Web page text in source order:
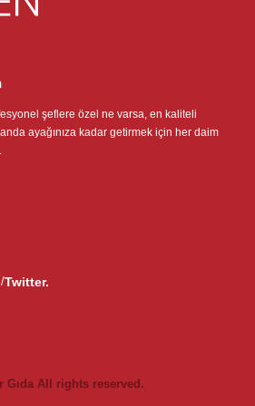
şeflere özel ne varsa, en kaliteli
ayağınıza kadar getirmek için her daim
/Twitter.
All rights reserved.